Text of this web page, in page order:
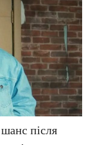
після